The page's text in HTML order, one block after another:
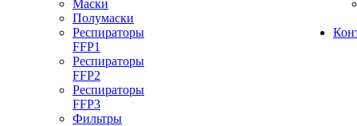
Маски
Полумаски
Респираторы
FFP1
Респираторы
FFP2
Респираторы
FFP3
Фильтры